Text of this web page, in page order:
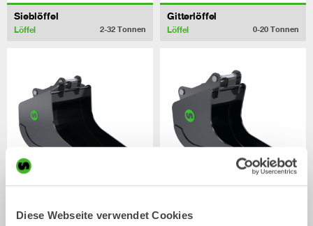
Diese Webseite verwendet Cookies
Sieblöffel
Löffel 2-32 Tonnen
Gitterlöffel
Löffel 0-20 Tonnen
Löffel 0-33Tonnen Löffel